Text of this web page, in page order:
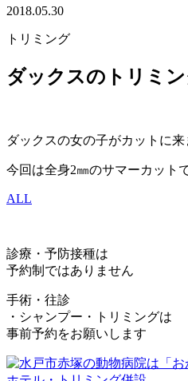
2018.05.30
トリミング
ダックスのトリミ
ダックスの女の子がカットに
今回は全身2㎜のサマーカット
ALL
診療・予防接種は
予約制ではありません
手術・往診
・シャンプー・トリミングは
事前予約をお願いします